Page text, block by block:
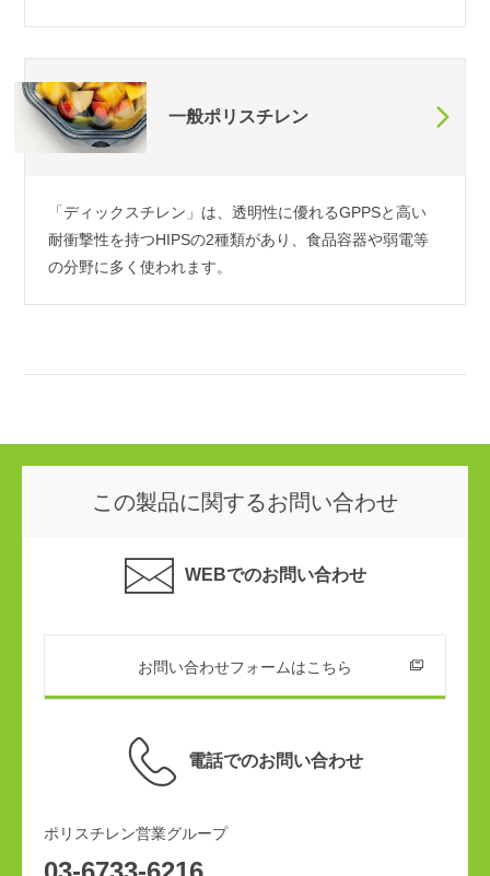
一般ポリスチレン
「ディックスチレン」は、透明性に優れるGPPSと高い
耐衝撃性を持つHIPSの2種類があり、食品容器や弱電等
の分野に多く使われます。
この製品に関するお問い合わせ
WEBでのお問い合わせ
お問い合わせフォームはこちら
電話でのお問い合わせ
ポリスチレン営業グループ